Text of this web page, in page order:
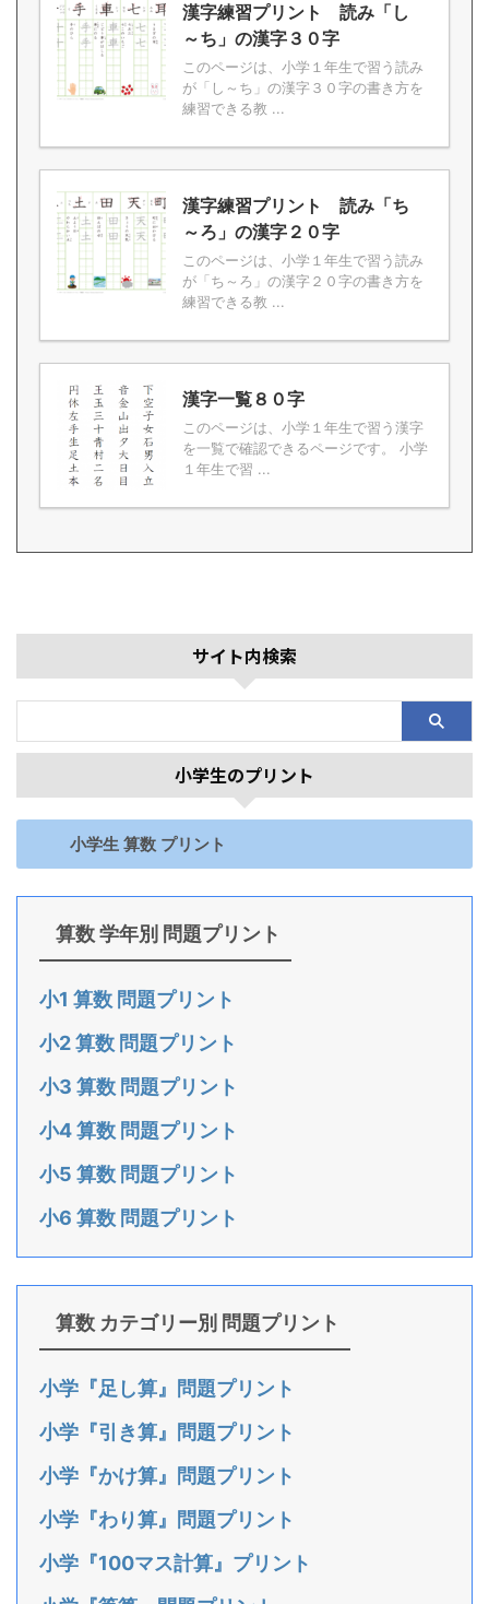
漢字練習プリント 読み「し
～ち」の漢字３０字
このページは、小学１年生で習う読み
が「し～ち」の漢字３０字の書き方を
練習できる教 ...
漢字練習プリント 読み「ち
～ろ」の漢字２０字
このページは、小学１年生で習う読み
が「ち～ろ」の漢字２０字の書き方を
練習できる教 ...
漢字一覧８０字
このページは、小学１年生で習う漢字
を一覧で確認できるページです。 小学
１年生で習 ...
サイト内検索
小学生のプリント
小学生 算数 プリント
算数 学年別 問題プリント
小1 算数 問題プリント
小2 算数 問題プリント
小3 算数 問題プリント
小4 算数 問題プリント
小5 算数 問題プリント
小6 算数 問題プリント
算数 カテゴリー別 問題プリント
小学『足し算』問題プリント
小学『引き算』問題プリント
小学『かけ算』問題プリント
小学『わり算』問題プリント
小学『100マス計算』プリント